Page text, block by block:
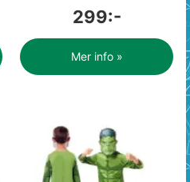
299:-
Mer info »